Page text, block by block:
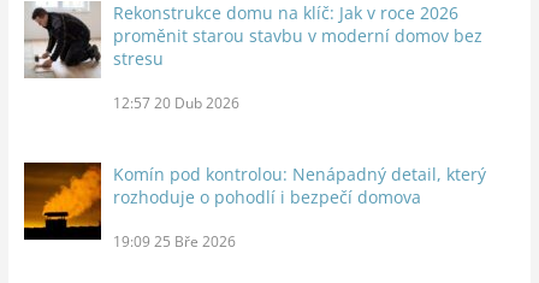
Rekonstrukce domu na klíč: Jak v roce 2026
proměnit starou stavbu v moderní domov bez
stresu
12:57 20 Dub 2026
Komín pod kontrolou: Nenápadný detail, který
rozhoduje o pohodlí i bezpečí domova
19:09 25 Bře 2026